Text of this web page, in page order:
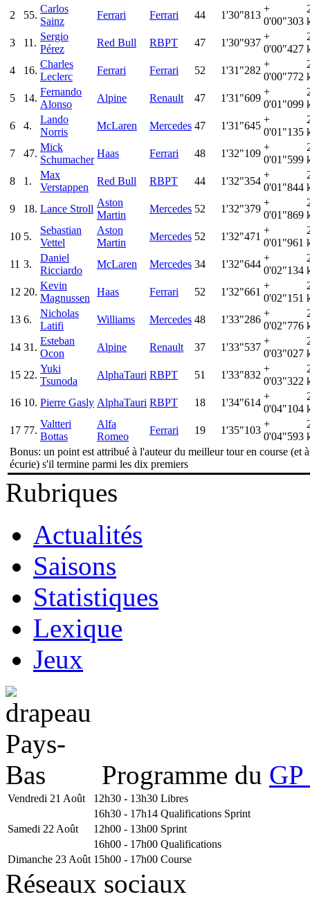
2
55.
Carlos
Sainz
Ferrari Ferrari 44 1'30"813
+
0'00"303
3
11.
Sergio
Pérez
Red Bull RBPT 47 1'30"937
+
0'00"427
4
16.
Charles
Leclerc
Ferrari Ferrari 52 1'31"282
+
0'00"772
5
14.
Fernando
Alonso
Alpine Renault 47 1'31"609
+
0'01"099
6
4.
Lando
Norris
McLaren Mercedes 47 1'31"645
+
0'01"135
7
47.
Mick
Schumacher
Haas Ferrari 48 1'32"109
+
0'01"599
8
1.
Max
Verstappen
Red Bull RBPT 44 1'32"354
+
0'01"844
9
18. Lance Stroll
Aston
Martin
Mercedes 52 1'32"379
+
0'01"869
10 5.
Sebastian
Vettel
Aston
Martin
Mercedes 52 1'32"471
+
0'01"961
11 3.
Daniel
Ricciardo
McLaren Mercedes 34 1'32"644
+
0'02"134
12 20.
Kevin
Magnussen
Haas Ferrari 52 1'32"661
+
0'02"151
13 6.
Nicholas
Latifi
Williams Mercedes 48 1'33"286
+
0'02"776
14 31.
Esteban
Ocon
Alpine Renault 37 1'33"537
+
0'03"027
15 22.
Yuki
Tsunoda
AlphaTauri RBPT 51 1'33"832
+
0'03"322
16 10. Pierre Gasly AlphaTauri RBPT 18 1'34"614
+
0'04"104
17 77.
Valtteri
Bottas
Alfa
Romeo
Ferrari 19 1'35"103
+
0'04"593
Bonus: un point est attribué à l'auteur du meilleur tour en course (et
écurie) s'il termine parmi les dix premiers
Rubriques
Actualités
Saisons
Statistiques
Lexique
Jeux
Programme du
Vendredi 21 Août 12h30 - 13h30 Libres
16h30 - 17h14 Qualifications Sprint
Samedi 22 Août
12h00 - 13h00 Sprint
16h00 - 17h00 Qualifications
Dimanche 23 Août 15h00 - 17h00 Course
Réseaux sociaux